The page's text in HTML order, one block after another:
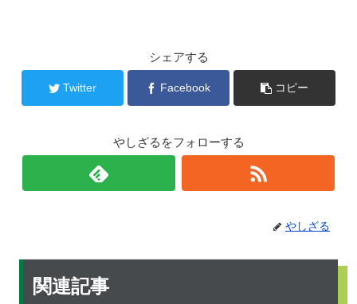
シェアする
Twitter Facebook コピー
やしざるをフォローする
やしざる
関連記事